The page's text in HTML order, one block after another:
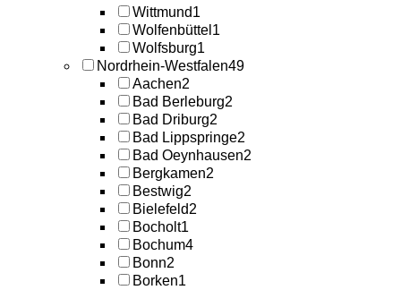
Wittmund1
Wolfenbüttel 1
Wolfsburg1
Nordrhein-Westfalen49
Aachen2
Bad Berleburg2
Bad Driburg2
Bad Lippspringe2
Bad Oeynhausen2
Bergkamen2
Bestwig2
Bielefeld2
Bocholt1
Bochum4
Bonn2
Borken1